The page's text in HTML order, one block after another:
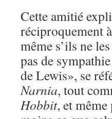
Cette amitié
réciproquement
même s’ils ne
pas de
de Lewis», se
Narnia, tout
Hobbit, et